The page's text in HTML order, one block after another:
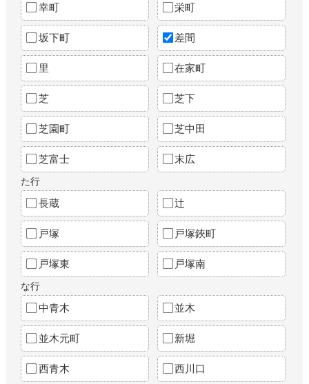
幸町 栄町
坂下町 差間
里 在家町
芝 芝下
芝園町 芝中田
芝富士 末広
た行
長蔵 辻
戸塚 戸塚鋏町
戸塚東 戸塚南
な行
中青木 並木
並木元町 新堀
西青木 西川口